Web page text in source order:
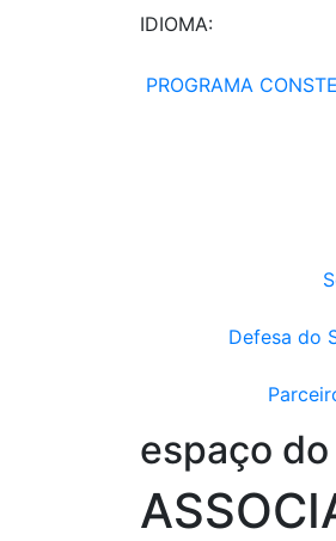
IDIOMA:
PROGRAMA
Defesa do
espaço do